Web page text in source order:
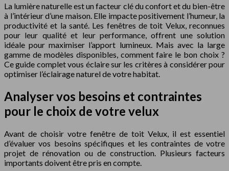
La lumière naturelle est un facteur clé du confort et du bien-être
à l’intérieur d’une maison. Elle impacte positivement l’humeur, la
productivité et la santé. Les fenêtres de toit Velux, reconnues
pour leur qualité et leur performance, offrent une solution
idéale pour maximiser l’apport lumineux. Mais avec la large
gamme de modèles disponibles, comment faire le bon choix ?
Ce guide complet vous éclaire sur les critères à considérer pour
optimiser l’éclairage naturel de votre habitat.
Analyser vos besoins et contraintes
pour le choix de votre velux
Avant de choisir votre fenêtre de toit Velux, il est essentiel
d’évaluer vos besoins spécifiques et les contraintes de votre
projet de rénovation ou de construction. Plusieurs facteurs
importants doivent être pris en compte.